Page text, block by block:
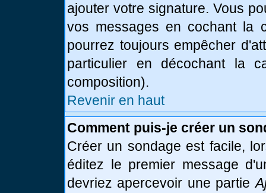
ajouter votre signature. Vous
vos messages en cochant la
pourrez toujours empêcher
particulier en décochant la
composition).
Revenir en haut
Comment puis-je créer un
Créer un sondage est facile,
éditez le premier message
devriez apercevoir une partie